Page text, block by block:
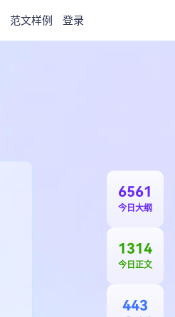
范文样例 登录
6561
今日大纲
1314
今日正文
443